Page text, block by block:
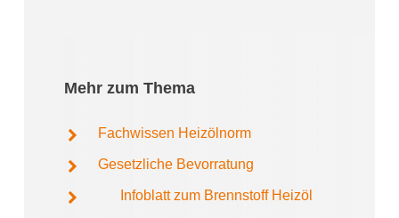
Mehr zum Thema
Fachwissen Heizölnorm
Gesetzliche Bevorratung
Infoblatt zum Brennstoff Heizöl